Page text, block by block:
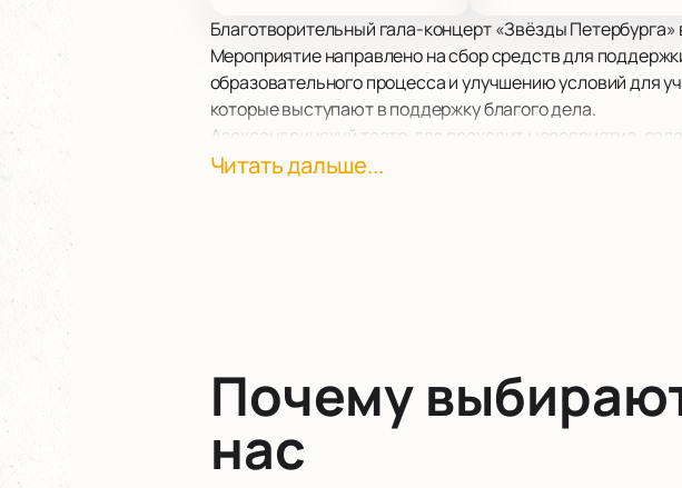
Благотворительный гала-концерт «Звёзды
Мероприятие направлено на сбор средств для
образовательного процесса и улучшению условий для
которые выступают в поддержку благого дела.
Александринский театр, где проходит мероприятие,
Петербурга. Театр славится своей историей и
Читать дальше...
Почему
нас